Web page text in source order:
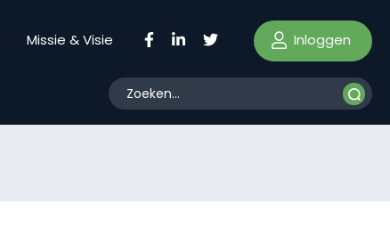
Missie & Visie Inloggen